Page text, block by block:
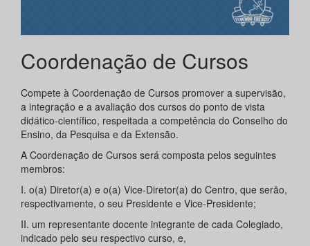
Coordenação de Cursos
Compete à Coordenação de Cursos promover a supervisão,
a integração e a avaliação dos cursos do ponto de vista
didático-científico, respeitada a competência do Conselho do
Ensino, da Pesquisa e da Extensão.
A Coordenação de Cursos será composta pelos seguintes
membros:
I. o(a) Diretor(a) e o(a) Vice-Diretor(a) do Centro, que serão,
respectivamente, o seu Presidente e Vice-Presidente;
II. um representante docente integrante de cada Colegiado,
indicado pelo seu respectivo curso, e,